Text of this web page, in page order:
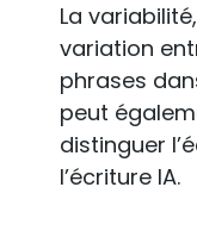
La
variation
phrases
peut
distinguer
l’écriture IA.